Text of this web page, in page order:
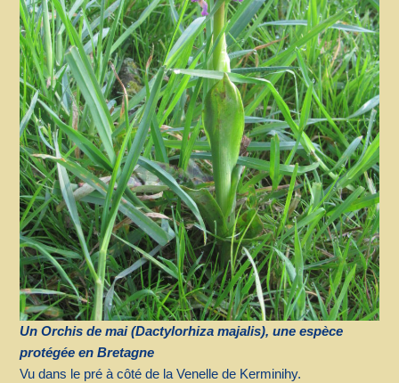
Un Orchis de mai (Dactylorhiza majalis), une espèce
protégée en Bretagne
Vu dans le pré à côté de la Venelle de Kerminihy.